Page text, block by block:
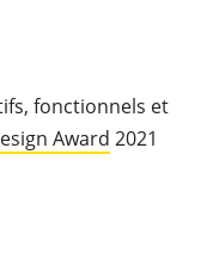
fonctionnels et
Award 2021